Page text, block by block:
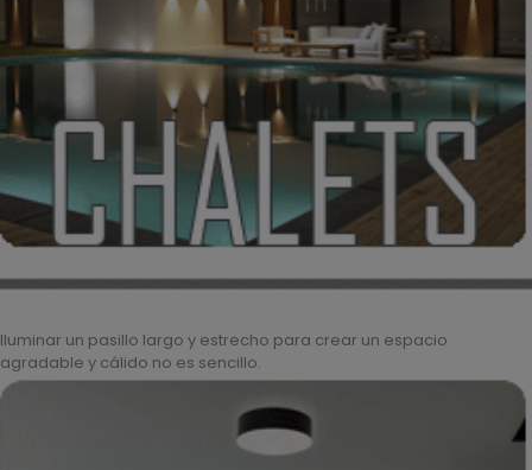
Iluminar un pasillo largo y estrecho para crear un espacio
agradable y cálido no es sencillo.